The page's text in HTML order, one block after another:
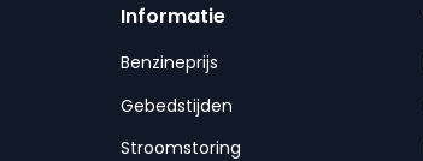
Informatie
Benzineprijs
Gebedstijden
Stroomstoring